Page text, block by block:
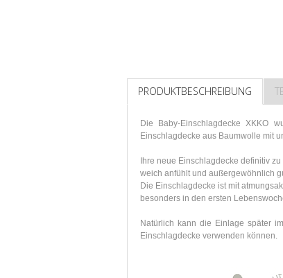
PRODUKTBESCHREIBUNG
Die Baby-Einschlagdecke XKKO
Einschlagdecke aus Baumwolle mit
Ihre neue Einschlagdecke definitiv
weich anfühlt und außergewöhnlich
Die Einschlagdecke ist mit
besonders in den ersten
Natürlich kann die Einlage später
Einschlagdecke verwenden können.